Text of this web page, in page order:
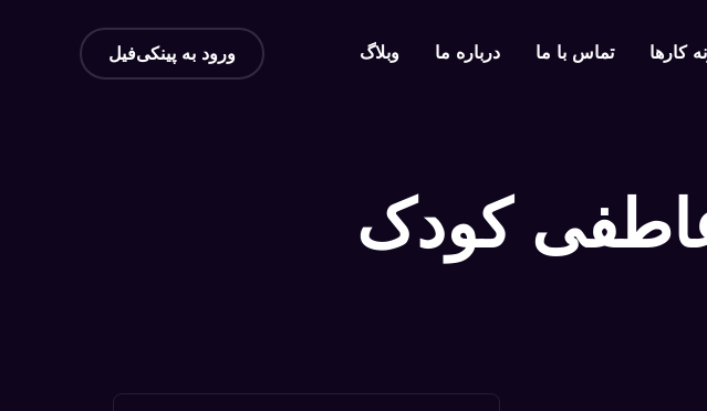
کار‌ها تماس با ما درباره ما وبلاگ ورود به پینکی‌فیل
کودک